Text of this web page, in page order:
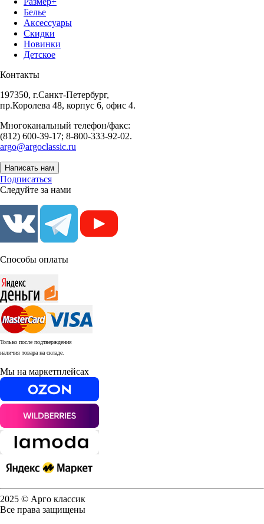
Белье
Аксессуары
Скидки
Новинки
Детское
Контакты
197350, г.Санкт-Петербург,
пр.Королева 48, корпус 6, офис 4.
Многоканальный телефон/факс:
(812) 600-39-17; 8-800-333-92-02.
argo@argoclassic.ru
Написать нам
Подписаться
Следуйте за нами
Способы оплаты
Только после подтверждения
наличия товара на складе.
Мы на маркетплейсах
2025 © Арго классик
Все права защищены